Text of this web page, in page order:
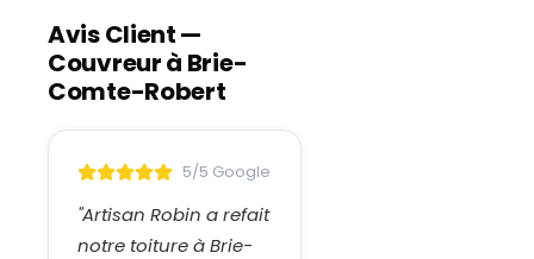
Avis Client —
Couvreur à Brie-
Comte-Robert
5/5 Google
"Artisan Robin a refait
notre toiture à Brie-